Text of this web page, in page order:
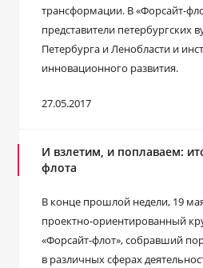
трансформации. В «Форсайт-
представители петербургских
Петербурга и Ленобласти и
инновационного развития.
27.05.2017
И взлетим, и поплаваем:
флота
В конце прошлой недели, 19
проектно-ориентированный
«Форсайт-флот», собравший
в различных сферах